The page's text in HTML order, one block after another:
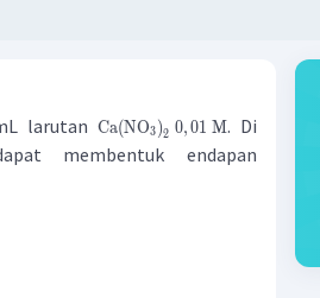
larutan Ca(NO3)2 0,01 M. Di
membentuk endapan